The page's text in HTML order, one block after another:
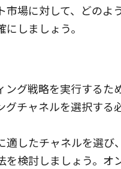
市場に対して、どのよ
にしましょう。
ング戦略を実行するた
グチャネルを選択する
適したチャネルを選び
を検討しましょう。オ